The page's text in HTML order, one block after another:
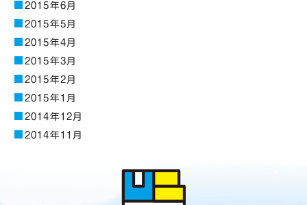
2015年6月
2015年5月
2015年4月
2015年3月
2015年2月
2015年1月
2014年12月
2014年11月